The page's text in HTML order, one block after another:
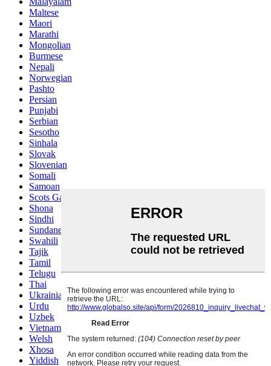
Maltese
Maori
Marathi
Mongolian
Burmese
Nepali
Norwegian
Pashto
Persian
Punjabi
Serbian
Sesotho
Sinhala
Slovak
Slovenian
Somali
Samoan
Scots Gaelic
Shona
Sindhi
Sundanese
Swahili
Tajik
Tamil
Telugu
Thai
Ukrainian
Urdu
Uzbek
Vietnamese
Welsh
Xhosa
Yiddish